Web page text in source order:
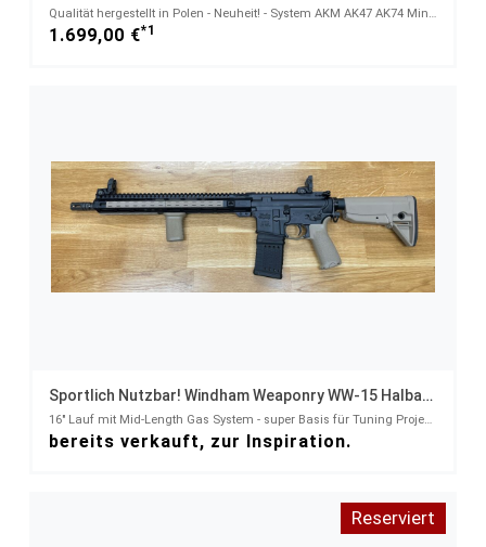
Qualität hergestellt in Polen - Neuheit! - System AKM AK47 AK74 Mini Jack - 7,62x39
1.699,00 €*1
Sportlich Nutzbar! Windham Weaponry WW-15 Halbautom. Büchse .223Rem
16" Lauf mit Mid-Length Gas System - super Basis für Tuning Projekt - System AR15 Typ AR-15 mit Midw
bereits verkauft, zur Inspiration.
Reserviert